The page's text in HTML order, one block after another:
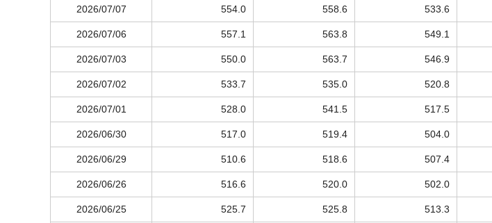
2026/07/07 554.0 558.6 533.6
2026/07/06 557.1 563.8 549.1
2026/07/03 550.0 563.7 546.9
2026/07/02 533.7 535.0 520.8
2026/07/01 528.0 541.5 517.5
2026/06/30 517.0 519.4 504.0
2026/06/29 510.6 518.6 507.4
2026/06/26 516.6 520.0 502.0
2026/06/25 525.7 525.8 513.3